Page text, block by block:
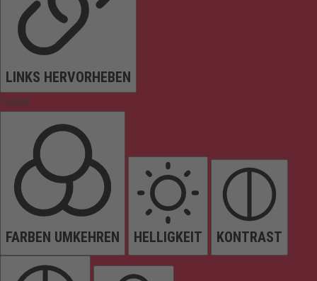
LINKS HERVORHEBEN
Farben
FARBEN UMKEHREN HELLIGKEIT KONTRAST